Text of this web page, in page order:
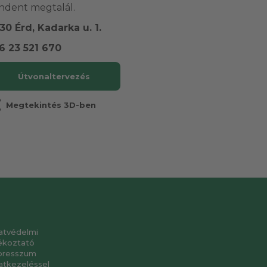
megtalál.
Érd, Kadarka u. 1.
23 521 670
Útvonaltervezés
Megtekintés 3D-ben